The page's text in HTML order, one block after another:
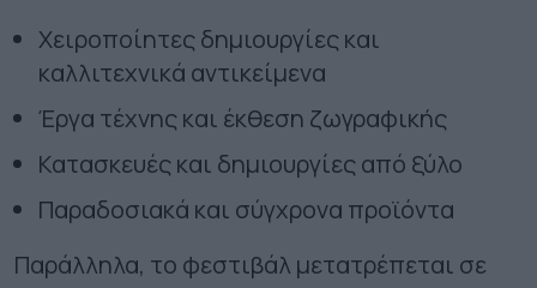
Χειροποίητες δημιουργίες και
καλλιτεχνικά αντικείμενα
Έργα τέχνης και έκθεση ζωγραφικής
Κατασκευές και δημιουργίες από ξύλο
Παραδοσιακά και σύγχρονα προϊόντα
Παράλληλα, το φεστιβάλ μετατρέπεται σε